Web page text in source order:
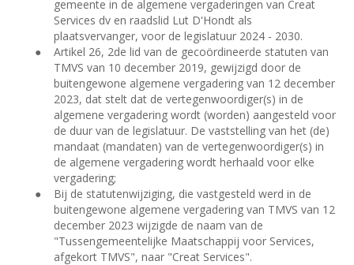
gemeente in de algemene vergaderingen van Creat
Services dv en raadslid Lut D'Hondt als
plaatsvervanger, voor de legislatuur 2024 - 2030.
●
Artikel 26, 2de lid van de gecoördineerde statuten van
TMVS van 10 december 2019, gewijzigd door de
buitengewone algemene vergadering van 12 december
2023, dat stelt dat de vertegenwoordiger(s) in de
algemene vergadering wordt (worden) aangesteld voor
de duur van de legislatuur. De vaststelling van het (de)
mandaat (mandaten) van de vertegenwoordiger(s) in
de algemene vergadering wordt herhaald voor elke
vergadering;
●
Bij de statutenwijziging, die vastgesteld werd in de
buitengewone algemene vergadering van TMVS van 12
december 2023 wijzigde de naam van de
"Tussengemeentelijke Maatschappij voor Services,
afgekort TMVS", naar "Creat Services".